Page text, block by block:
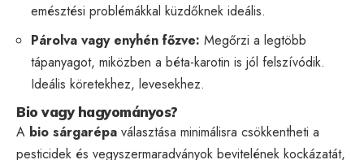
emésztési problémákkal küzdőknek ideális.
Párolva vagy enyhén főzve: Megőrzi a legtöbb
tápanyagot, miközben a béta-karotin is jól felszívódik.
Ideális köretekhez, levesekhez.
Bio vagy hagyományos?
A bio sárgarépa választása minimálisra csökkentheti a
pesticidek és vegyszermaradványok bevitelének kockázatát,